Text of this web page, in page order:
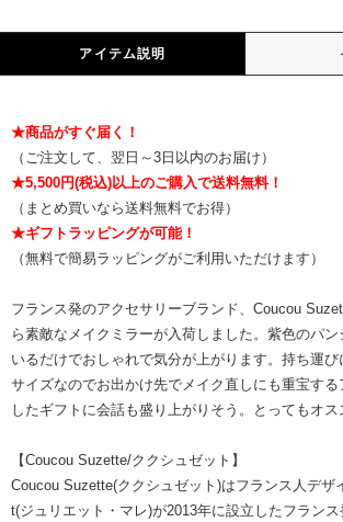
アイテム説明
★商品がすぐ届く！
（ご注文して、翌日～3日以内のお届け）
★5,500円(税込)以上のご購入で送料無料！
（まとめ買いなら送料無料でお得）
★ギフトラッピングが可能！
（無料で簡易ラッピングがご利用いただけます）
フランス発のアクセサリーブランド、Coucou
ら素敵なメイクミラーが入荷しました。紫色のパ
いるだけでおしゃれで気分が上がります。持ち運び
サイズなのでお出かけ先でメイク直しにも重宝する
したギフトに会話も盛り上がりそう。とってもオス
【Coucou Suzette/ククシュゼット】
Coucou Suzette(ククシュゼット)はフランス人デザ
t(ジュリエット・マレ)が2013年に設立したフラン